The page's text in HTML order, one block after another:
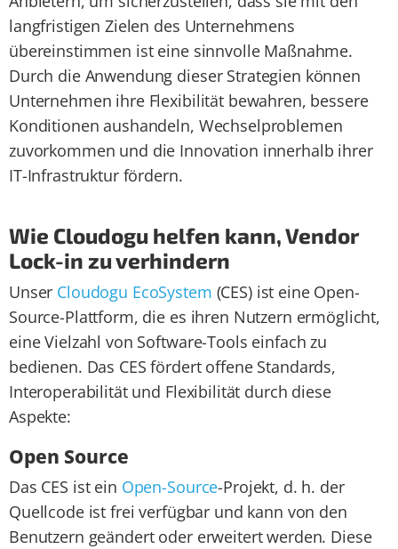
langfristigen Zielen des Unternehmens
übereinstimmen ist eine sinnvolle Maßnahme.
Durch die Anwendung dieser Strategien können
Unternehmen ihre Flexibilität bewahren, bessere
Konditionen aushandeln, Wechselproblemen
zuvorkommen und die Innovation innerhalb ihrer
IT-Infrastruktur fördern.
Wie Cloudogu helfen kann, Vendor
Lock-in zu verhindern
Unser Cloudogu EcoSystem (CES) ist eine Open-
Source-Plattform, die es ihren Nutzern ermöglicht,
eine Vielzahl von Software-Tools einfach zu
bedienen. Das CES fördert offene Standards,
Interoperabilität und Flexibilität durch diese
Aspekte:
Open Source
Das CES ist ein Open-Source-Projekt, d. h. der
Quellcode ist frei verfügbar und kann von den
Benutzern geändert oder erweitert werden. Diese